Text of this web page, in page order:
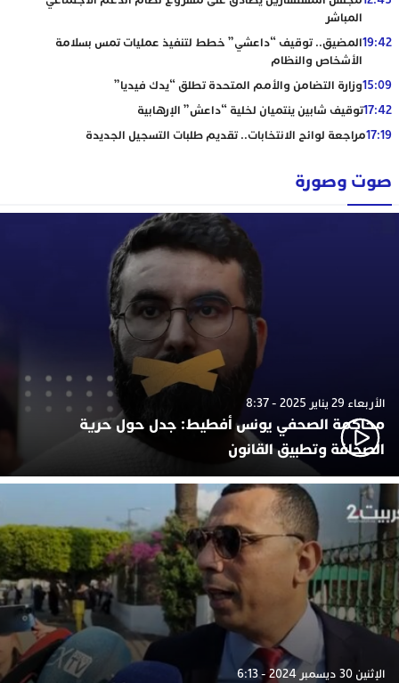
المباشر
19:42المضيق.. توقيف “داعشي” خطط لتنفيذ عمليات تمس بسلامة
الأشخاص والنظام
15:09وزارة التضامن والأمم المتحدة تطلق “يدك فيديا”
17:42توقيف شابين ينتميان لخلية “داعش” الإرهابية
17:19مراجعة لوائح الانتخابات.. تقديم طلبات التسجيل الجديدة
صوت وصورة
الأربعاء 29 يناير 2025 - 8:37
محاكمة الصحفي يونس أفطيط: جدل حول حرية
الصحافة وتطبيق القانون
الإثنين 30 ديسمبر 2024 - 6:13